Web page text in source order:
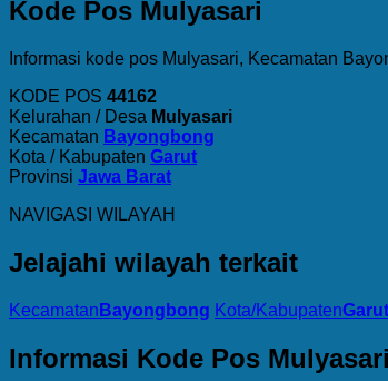
Kode Pos Mulyasari
Informasi kode pos Mulyasari, Kecamatan
KODE POS 44162
Kelurahan / Desa Mulyasari
Kecamatan Bayongbong
Kota / Kabupaten Garut
Provinsi Jawa Barat
NAVIGASI WILAYAH
Jelajahi wilayah terkait
Kecamatan Bayongbong Kota/KabupatenGarut
Informasi Kode Pos Mulyasari